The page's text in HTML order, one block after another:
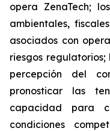
opera ZenaTech;
ambientales,
asociados con
riesgos
percepción del
pronosticar las
capacidad para
condiciones